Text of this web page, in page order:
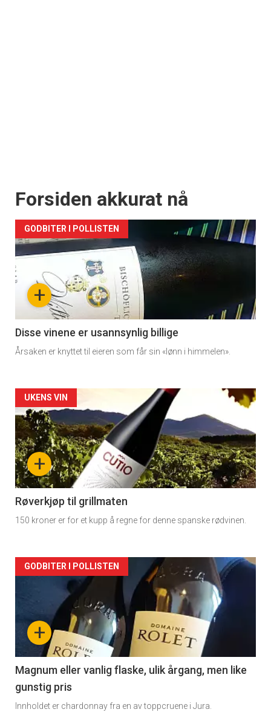
Forsiden akkurat nå
+
GODBITER I POLLISTEN
Disse vinene er usannsynlig billige
Årsaken er knyttet til eieren som får sin «lønn i himmelen».
Forsiden
akkurat
nå
-
2
+
UKENS VIN
Røverkjøp til grillmaten
150 kroner er for et kupp å regne for denne spanske rødvinen.
Forsiden
akkurat
nå
3
+
GODBITER I POLLISTEN
Magnum eller vanlig flaske, ulik årgang, men like
gunstig pris
Innholdet er chardonnay fra en av toppcruene i Jura.